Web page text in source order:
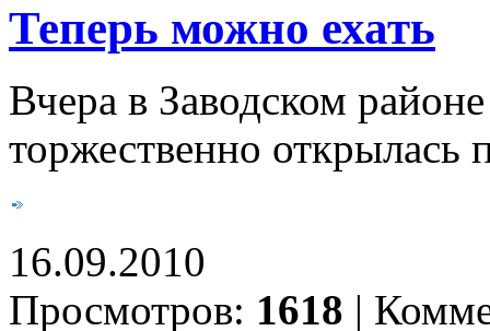
Теперь можно ехать
Вчера в Заводском
торжественно
16.09.2010
Просмотров: 1618 |